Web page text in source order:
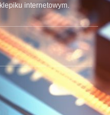
internetowym.